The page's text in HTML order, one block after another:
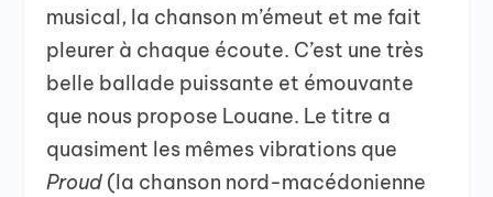
musical, la chanson m’émeut et me fait
pleurer à chaque écoute. C’est une très
belle ballade puissante et émouvante
que nous propose Louane. Le titre a
quasiment les mêmes vibrations que
Proud (la chanson nord-macédonienne